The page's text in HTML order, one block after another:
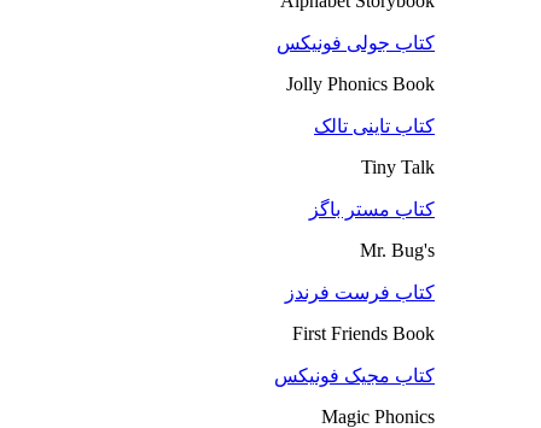
کتاب جولی فونیکس
Jolly Phonics Book
کتاب تاینی تالک
Tiny Talk
کتاب مستر باگز
Mr. Bug's
کتاب فرست فرندز
First Friends Book
کتاب مجیک فونیکس
Magic Phonics